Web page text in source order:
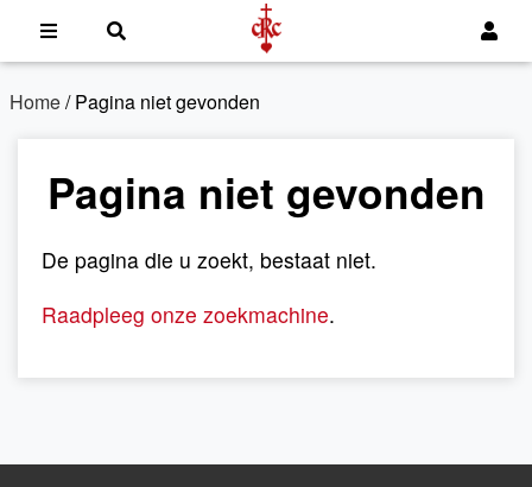
Home/ Pagina niet gevonden
Pagina niet gevonden
De pagina die u zoekt, bestaat niet.
Raadpleeg onze zoekmachine.